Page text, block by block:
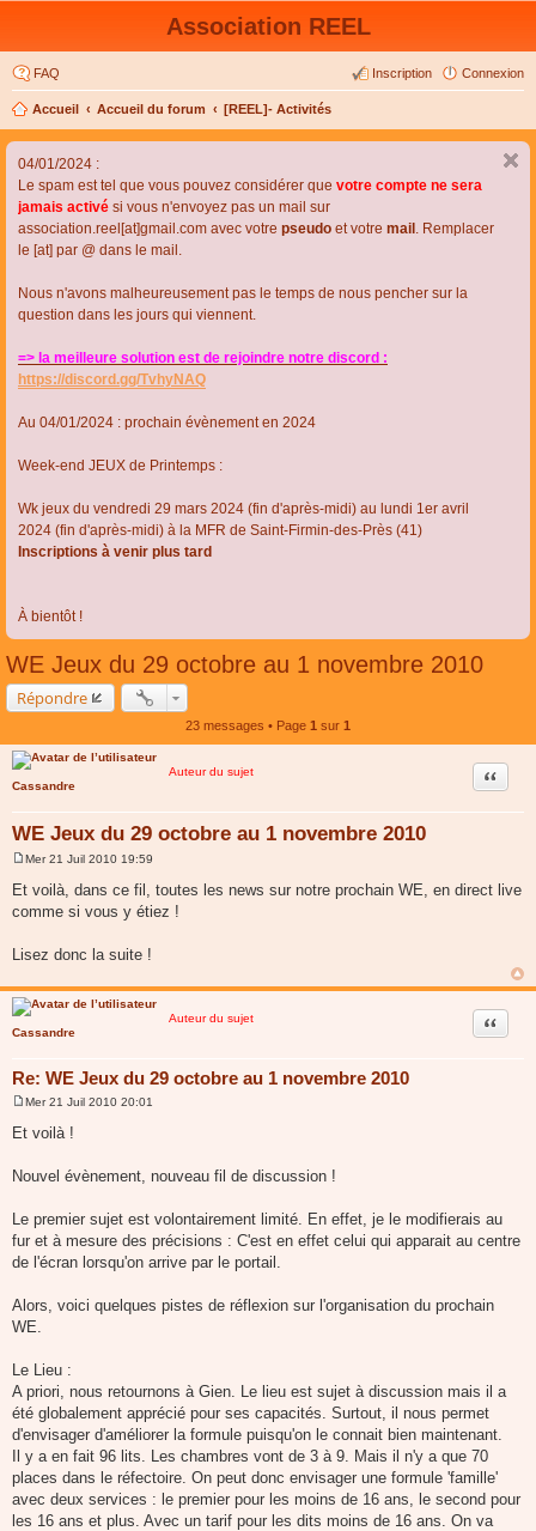
Association REEL
FAQ Connexion
Inscription
Accueil Accueil du forum [REEL]- Activités
04/01/2024 :
Le spam est tel que vous pouvez considérer que votre compte ne sera
jamais activé si vous n'envoyez pas un mail sur
association.reel[at]gmail.com avec votre pseudo et votre mail . Remplacer
le [at] par @ dans le mail.
Nous n'avons malheureusement pas le temps de nous pencher sur la
question dans les jours qui viennent.
=> la meilleure solution est de rejoindre notre discord :
https://discord.gg/TvhyNAQ
Au 04/01/2024 : prochain évènement en 2024
Week-end JEUX de Printemps :
Wk jeux du vendredi 29 mars 2024 (fin d'après-midi) au lundi 1er avril
2024 (fin d'après-midi) à la MFR de Saint-Firmin-des-Près (41)
Inscriptions à venir plus tard
À bientôt !
WE Jeux du 29 octobre au 1 novembre 2010
Répondre
23 messages • Page 1 sur 1
Auteur du sujet
Cassandre
WE Jeux du 29 octobre au 1 novembre 2010
Citer
e
s
s
e
Mer 21 Juil 2010 19:59
Et voilà, dans ce fil, toutes les news sur notre prochain WE, en direct live
comme si vous y étiez !
Lisez donc la suite !
Auteur du sujet
Cassandre
Re: WE Jeux du 29 octobre au 1 novembre 2010
Citer
e
s
g
Mer 21 Juil 2010 20:01
Et voilà !
Nouvel évènement, nouveau fil de discussion !
Le premier sujet est volontairement limité. En effet, je le modifierais au
fur et à mesure des précisions : C'est en effet celui qui apparait au centre
de l'écran lorsqu'on arrive par le portail.
Alors, voici quelques pistes de réflexion sur l'organisation du prochain
WE.
Le Lieu :
A priori, nous retournons à Gien. Le lieu est sujet à discussion mais il a
été globalement apprécié pour ses capacités. Surtout, il nous permet
d'envisager d'améliorer la formule puisqu'on le connait bien maintenant.
Il y a en fait 96 lits. Les chambres vont de 3 à 9. Mais il n'y a que 70
places dans le réfectoire. On peut donc envisager une formule 'famille'
avec deux services : le premier pour les moins de 16 ans, le second pour
les 16 ans et plus. Avec un tarif pour les dits moins de 16 ans. On va